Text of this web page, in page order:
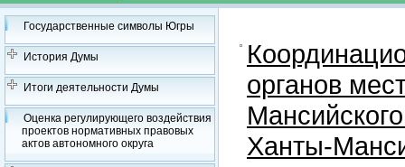
Государственные символы Югры
История Думы
Итоги деятельности Думы
Оценка регулирующего воздействия
проектов нормативных правовых
актов автономного округа
органов
Ханты-